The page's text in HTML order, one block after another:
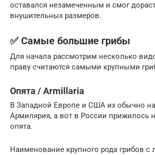
оставался незамеченным и смог
внушительных размеров.
✅ Самые большие грибы
Для начала рассмотрим несколько
праву считаются самыми крупными
Опята / Armillaria
В Западной Европе и США их обычно
Армилярия, а вот в России прижилось
опята.
Наименование крупного рода грибов с